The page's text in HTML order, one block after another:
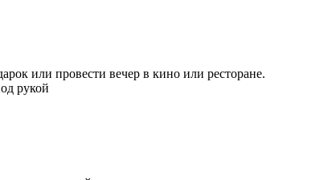
или провести вечер в кино или ресторане.
рукой